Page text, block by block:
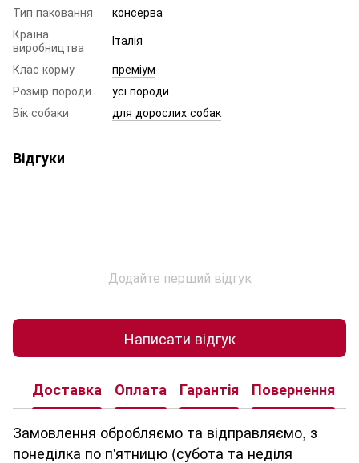
Тип паковання
консерва
Країна
виробництва
Італія
Клас корму
преміум
Розмір породи
усі породи
Вік собаки
для дорослих собак
Відгуки
Додайте перший відгук
Написати відгук
Доставка Оплата Гарантія Повернення
Замовлення обробляємо та відправляємо, з
понеділка по п'ятницю (субота та неділя